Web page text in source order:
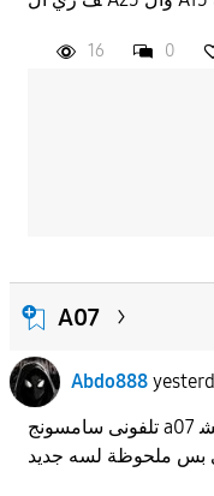
16 0
A07
Abdo888
تلفونى سامسونج a07 بتخلص البطاريه بسرعه جدا هى دى مش